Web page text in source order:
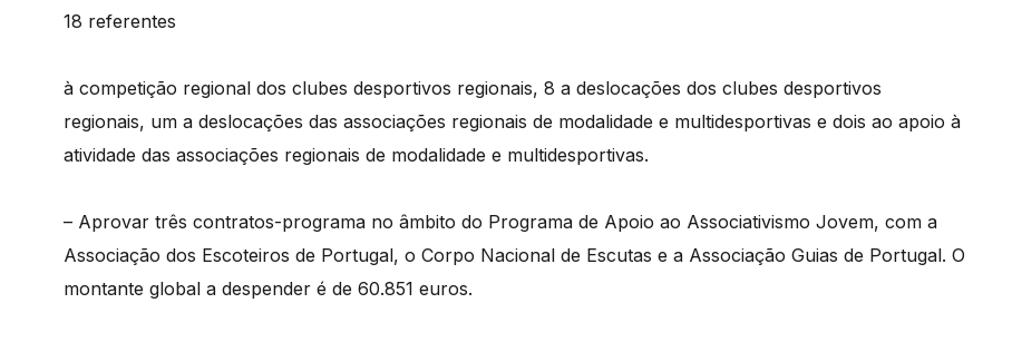
18 referentes
à competição regional dos clubes desportivos regionais, 8 a deslocações dos clubes desportivos
regionais, um a deslocações das associações regionais de modalidade e multidesportivas e dois ao apoio à
atividade das associações regionais de modalidade e multidesportivas.
– Aprovar três contratos-programa no âmbito do Programa de Apoio ao Associativismo Jovem, com a
Associação dos Escoteiros de Portugal, o Corpo Nacional de Escutas e a Associação Guias de Portugal. O
montante global a despender é de 60.851 euros.